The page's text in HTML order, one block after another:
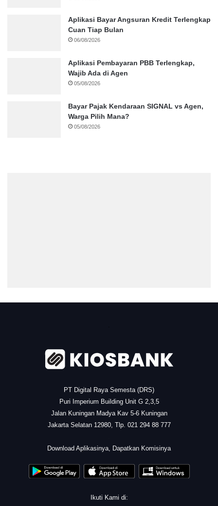
Aplikasi Bayar Angsuran Kredit Terlengkap
Cuan Tiap Bulan
06/08/2026
Aplikasi Pembayaran PBB Terlengkap,
Wajib Ada di Agen
05/08/2026
Bayar Pajak Kendaraan SIGNAL vs Agen,
Warga Pilih Mana?
05/08/2026
PT Digital Raya Semesta (DRS)
Puri Imperium Building Unit G 2,3,5
Jalan Kuningan Madya Kav 5-6 Kuningan
Jakarta Selatan 12980, Tlp. 021 294 88 777
Download Aplikasinya, Dapatkan Komisinya
Ikuti Kami di: